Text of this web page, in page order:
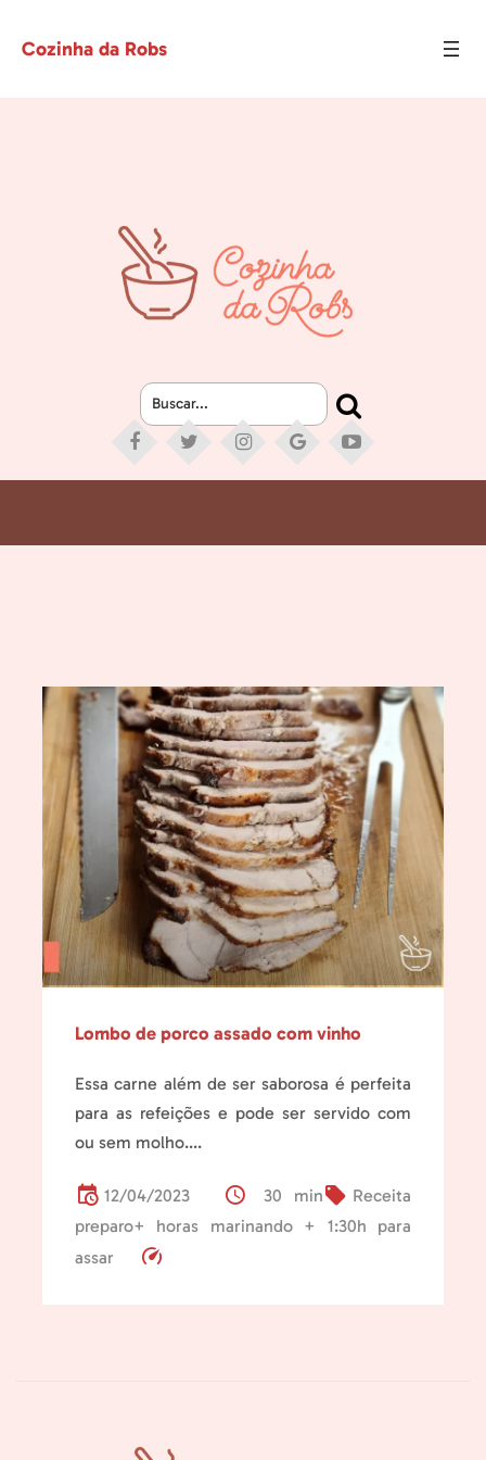
Cozinha da Robs
Buscar...
Lombo de porco assado com vinho
Essa carne além de ser saborosa é perfeita
para as refeições e pode ser servido com
ou sem molho....
12/04/2023 Receita
30 min
preparo+ horas marinando + 1:30h para
assar